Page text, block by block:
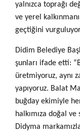
yalnızca toprağı
ve yerel
geçtiğini
Didim Belediye
şunları ifade etti:
üretmiyoruz, aynı
yapıyoruz. Balat
buğday ekimiyle
halkımıza doğal
Didyma